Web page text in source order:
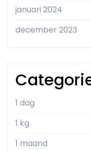
januari 2024
december 2023
1 dag
1 kg
1 maand